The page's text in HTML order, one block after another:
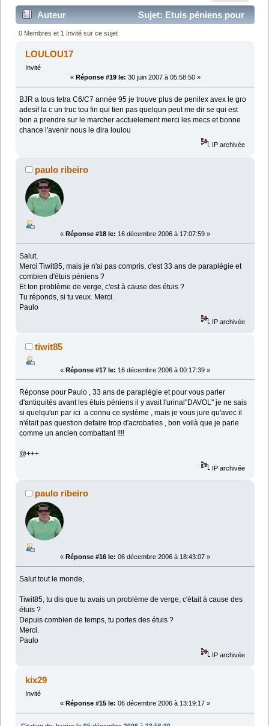
Auteur
Sujet: Etuis péniens pour
verge qui se rétracte (Lu 49391 fois)
0 Membres et 1 Invité sur ce sujet
LOULOU17
Invité
« Réponse #19 le: 30 juin 2007 à 05:58:50 »
BJR a tous tetra C6/C7 année 95 je trouve plus de penilex avex le gro
adesif la c un truc tou fin qui tien pas quelqun peut me dir se qui est
bon a prendre sur le marcher acctuelement merci les mecs et bonne
chance l'avenir nous le dira loulou
IP archivée
paulo ribeiro
« Réponse #18 le: 16 décembre 2006 à 17:07:59 »
Salut,
Merci Tiwit85, mais je n'ai pas compris, c'est 33 ans de paraplègie et
combien d'étuis péniens ?
Et ton problème de verge, c'est à cause des étuis ?
Tu réponds, si tu veux. Merci.
Paulo
IP archivée
tiwit85
« Réponse #17 le: 16 décembre 2006 à 00:17:39 »
Réponse pour Paulo , 33 ans de paraplègie et pour vous parler
d'antiquités avant les étuis péniens il y avait l'urinal"DAVOL" je ne sais
si quelqu'un par ici a connu ce système , mais je vous jure qu'avec il
n'était pas question defaire trop d'acrobaties , bon voilà que je parle
comme un ancien combattant !!!!
@+++
IP archivée
paulo ribeiro
« Réponse #16 le: 06 décembre 2006 à 18:43:07 »
Salut tout le monde,
Tiwit85, tu dis que tu avais un problème de verge, c'était à cause des
étuis ?
Depuis combien de temps, tu portes des étuis ?
Merci.
Paulo
IP archivée
kix29
Invité
« Réponse #15 le: 06 décembre 2006 à 13:19:17 »